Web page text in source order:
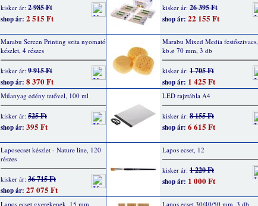
kisker ár: 2 985 Ft
shop ár: 2 515 Ft
kisker ár: 26 395 Ft
shop ár: 22 155 Ft
Marabu Screen Printing szita nyomató
készlet, 4 részes
kisker ár: 9 915 Ft
shop ár: 8 370 Ft
Marabu Mixed Media festőszivacs,
kb.ø 70 mm, 3 db
kisker ár: 1 705 Ft
shop ár: 1 425 Ft
Műanyag edény tetővel, 100 ml
kisker ár: 525 Ft
shop ár: 395 Ft
LED rajztábla A4
kisker ár: 8 155 Ft
shop ár: 6 615 Ft
Laposecset készlet - Nature line, 120
részes
kisker ár: 36 715 Ft
shop ár: 27 075 Ft
Lapos ecset, 12
kisker ár: 1 220 Ft
shop ár: 1 000 Ft
Lapos ecset gyerekenek, 15 mm
Lapos ecset 30/40/50 mm, 3 db